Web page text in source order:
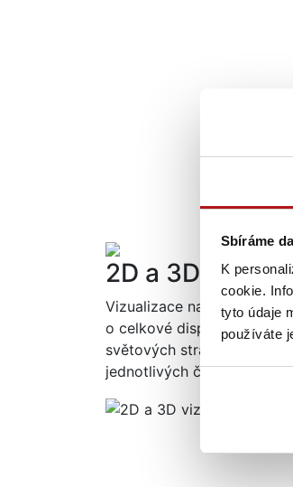
Sbíráme
K
cookie.
tyto údaje
používáte
2D a 3D
Vizualizace napomáhá
o celkové dispozici
světových stran,
jednotlivých částí k celku.